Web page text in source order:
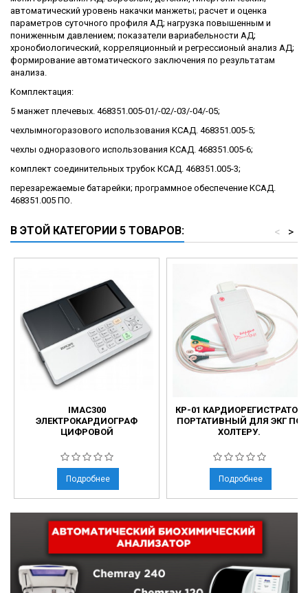
автоматический уровень накачки манжеты; расчет и оценка
параметров суточного профиля АД; нагрузка повышенным и
пониженным давлением; показатели вариабельности АД;
хронобиологический, корреляционный и регрессионый анализ АД;
формирование автоматического заключения по результатам
анализа.
Комплектация:
5 манжет плечевых. 468351.005-01/-02/-03/-04/-05;
чехлымногоразового использования КСАД. 468351.005-5;
чехлы одноразового использования КСАД. 468351.005-6;
комплект соединительных трубок КСАД. 468351.005-3;
перезарежаемые батарейки; программное обеспечение КСАД.
468351.005 ПО.
В ЭТОЙ КАТЕГОРИИ 5 ТОВАРОВ: >
<
IMAC300
ЭЛЕКТРОКАРДИОГРАФ
ЦИФРОВОЙ
Подробнее
КР-01 КАРДИОРЕГИСТРАТОР
ПОРТАТИВНЫЙ ДЛЯ ЭКГ ПО
ХОЛТЕРУ.
Подробнее